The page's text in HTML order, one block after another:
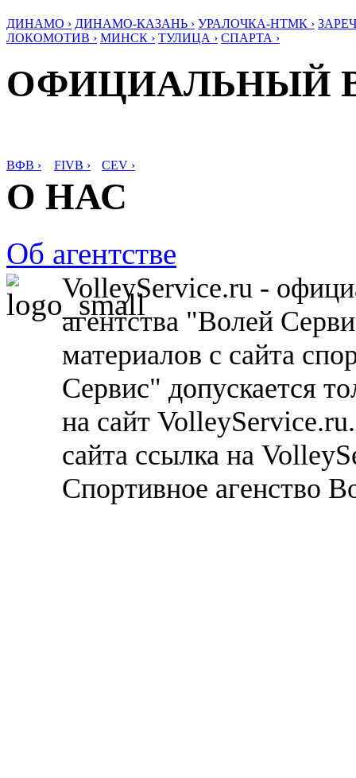
ДИНАМО › ДИНАМО-КАЗАНЬ › УРАЛОЧКА-НТМК ›
ЛОКОМОТИВ › МИНСК › ТУЛИЦА › СПАРТА ›
ОФИЦИАЛЬНЫЙ
ВФВ › FIVB › CEV ›
О НАС
Об агентстве
VolleyService.ru -
агентства "Волей
материалов с сайта
Сервис" допускается
на сайт
сайта ссылка на
Спортивное агенство